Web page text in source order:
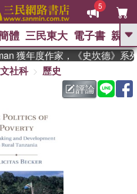
5
GO
：東野圭吾 、
父親節 、 如果歷
暑期推薦 、 國際布克
時代 、 數學女孩：黎曼猜想
的迷走神經
體 三民東大 電子書 親子
獲年度作家，《史坎德》系列
社科
歷史
評論